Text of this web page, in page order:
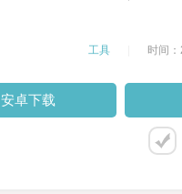
工具 时间
安卓下载